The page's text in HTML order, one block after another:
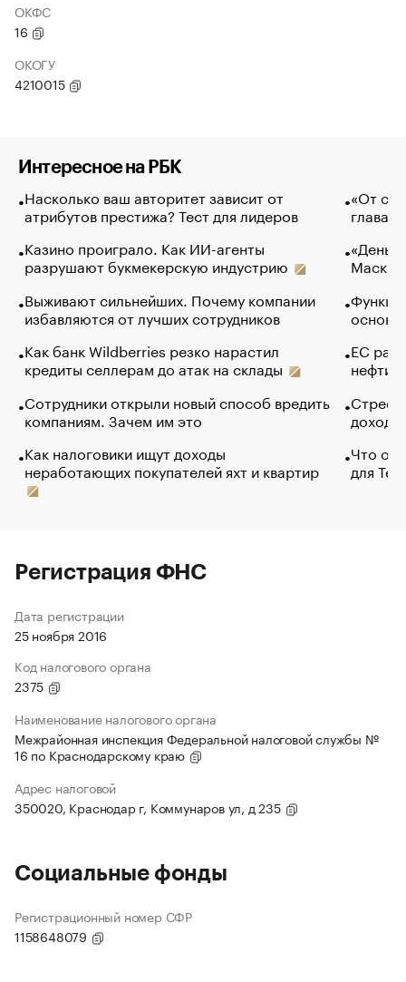
ОКФС
16
ОКОГУ
4210015
Интересное на РБК
Насколько ваш авторитет зависит от
атрибутов престижа? Тест для лидеров
Казино проиграло. Как ИИ-агенты
разрушают букмекерскую индустрию
Выживают сильнейших. Почему компании
избавляются от лучших сотрудников
Как банк Wildberries резко нарастил
кредиты селлерам до атак на склады
Сотрудники открыли новый способ вредить
компаниям. Зачем им это
Как налоговики ищут доходы
неработающих покупателей яхт и квартир
«От
глава
Маск в
основ
ЕС
нефти
Что
для
Регистрация ФНС
Дата регистрации
25 ноября 2016
Код налогового органа
2375
Наименование налогового органа
Межрайонная инспекция Федеральной налоговой службы №
16 по Краснодарскому краю
Адрес налоговой
350020, Краснодар г, Коммунаров ул, д 235
Социальные фонды
Регистрационный номер СФР
1158648079